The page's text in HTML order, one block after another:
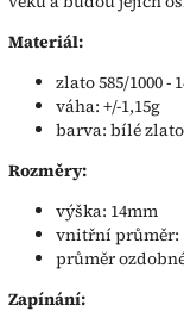
Materiál:
zlato 585/1000 -
váha: +/-1,15g
barva: bílé zlato
Rozměry:
výška: 14mm
vnitřní průměr:
průměr
Zapínání: